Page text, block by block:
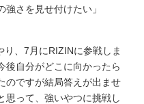
さを見せ付けたい」
り、7月にRIZINに参戦しま
後自分がどこに向かったら
のですが結局答えが出ませ
思って、強いやつに挑戦し